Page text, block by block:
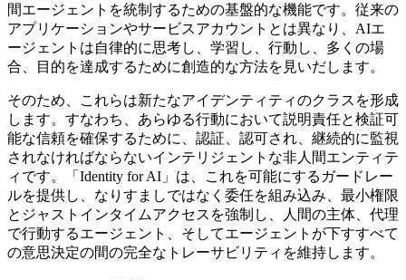
間エージェントを統制するための基盤的な機能です。従来の
アプリケーションやサービスアカウントとは異なり、AIエ
ージェントは自律的に思考し、学習し、行動し、多くの場
合、目的を達成するために創造的な方法を見いだします。
そのため、これらは新たなアイデンティティのクラスを形成
します。すなわち、あらゆる行動において説明責任と検証可
能な信頼を確保するために、認証、認可され、継続的に監視
されなければならないインテリジェントな非人間エンティテ
ィです。「Identity for AI」は、これを可能にするガードレー
ルを提供し、なりすましではなく委任を組み込み、最小権限
とジャストインタイムアクセスを強制し、人間の主体、代理
で行動するエージェント、そしてエージェントが下すすべて
の意思決定の間の完全なトレーサビリティを維持します。